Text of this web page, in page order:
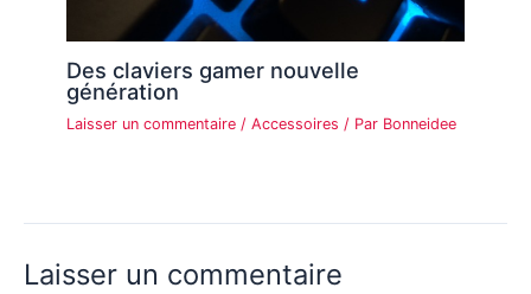
Des claviers gamer nouvelle
génération
Laisser un commentaire /Accessoires / Par Bonneidee
Laisser un commentaire